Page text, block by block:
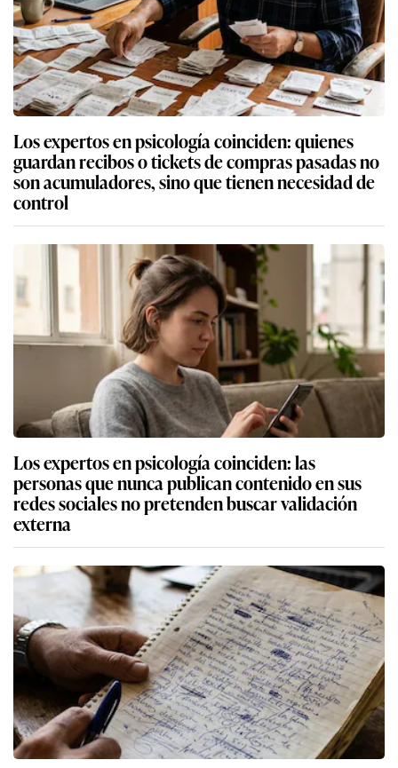
Los expertos en psicología coinciden: quienes
guardan recibos o tickets de compras pasadas no
son acumuladores, sino que tienen necesidad de
control
Los expertos en psicología coinciden: las
personas que nunca publican contenido en sus
redes sociales no pretenden buscar validación
externa